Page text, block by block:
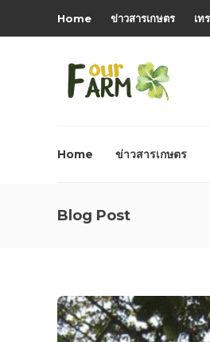
Home ข่าวสารเกษตร เท
Home ข่าวสารเกษตร
Blog Post